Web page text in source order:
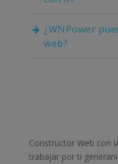
¿WNPower
web?
Constructor Web con
trabajar por ti